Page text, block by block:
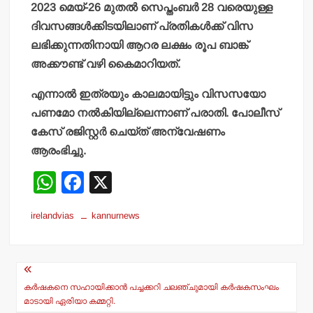
2023 മെയ്-26 മുതല്‍ സെപ്തംബര്‍ 28 വരെയുള്ള
ദിവസങ്ങള്‍ക്കിടയിലാണ് പ്രതികള്‍ക്ക് വിസ
ലഭിക്കുന്നതിനായി ആറര ലക്ഷം രൂപ ബാങ്ക്
അക്കൗണ്ട് വഴി കൈമാറിയത്.
എന്നാല്‍ ഇത്രയും കാലമായിട്ടും വിസസയോ
പണമോ നല്‍കിയില്ലെന്നാണ് പരാതി. പോലീസ്
കേസ് രജിസ്റ്റര്‍ ചെയ്ത് അന്വേഷണം
ആരംഭിച്ചു.
W
at
p
F
c
o
irelandvias kannurnews
Post
navigation
കര്‍ഷകനെ സഹായിക്കാന്‍ പച്ചക്കറി ചലഞ്ചുമായി കര്‍ഷകസംഘം
മാടായി ഏരിയാ കമ്മറ്റി.